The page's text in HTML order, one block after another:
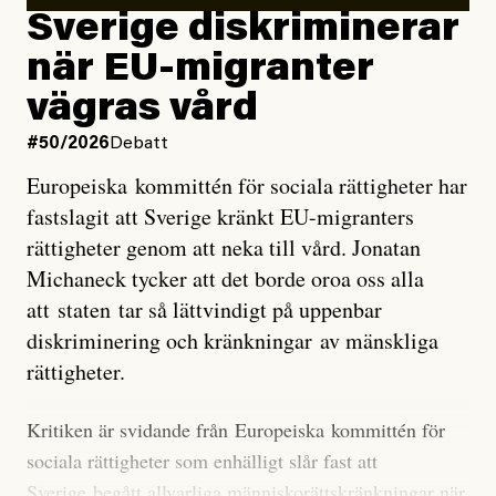
utveckla sig. El Niño är ett återkommande
väderfenomen som uppstår när havsvattnet i delar av
Stilla havet blir ovanligt varmt. Det påverkar vädret
över stora delar av världen och under
forskare allt oftare varnat för att den här El Niñon
Det verkar vara en underdrift, menar nu Zeke
Hausfather.
”Det ser ut som att årets El Niño inte bara med stor
sannolikhet kommer att bli den starkaste sedan
tillförlitliga mätningar inleddes – den kan till och med
marginal”, skriver han.
Sverige diskriminerar
när EU-migranter
vägras vård
#50/2026 Debatt
Europeiska kommittén för sociala rättigheter har
fastslagit att Sverige kränkt EU-migranters
rättigheter genom att neka till vård. Jonatan
Michaneck tycker att det borde oroa oss alla
att staten tar så lättvindigt på uppenbar
diskriminering och kränkningar av mänskliga
rättigheter.
Kritiken är svidande från Europeiska kommittén för
sociala rättigheter som enhälligt slår fast att